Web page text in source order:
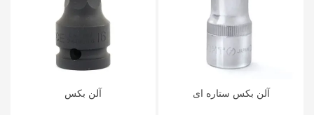
آلن بکس آلن بکس ستاره ای